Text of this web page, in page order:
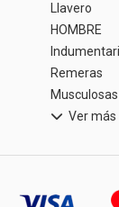
Llavero
HOMBRE
Remeras
Musculosas
Ver más